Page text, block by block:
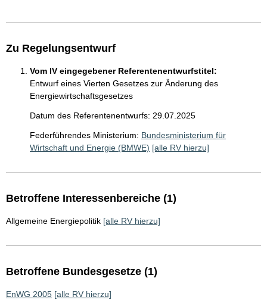
Zu Regelungsentwurf
Vom IV eingegebener Referentenentwurfstitel:
Entwurf eines Vierten Gesetzes zur Änderung des
Energiewirtschaftsgesetzes
Datum des Referentenentwurfs: 29.07.2025
Federführendes Ministerium: Bundesministerium für
Wirtschaft und Energie (BMWE) [alle RV hierzu]
Betroffene Interessenbereiche (1)
Allgemeine Energiepolitik [alle RV hierzu]
Betroffene Bundesgesetze (1)
EnWG 2005 [alle RV hierzu]